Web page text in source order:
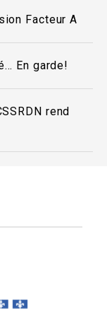
Facteur A
En garde!
rend